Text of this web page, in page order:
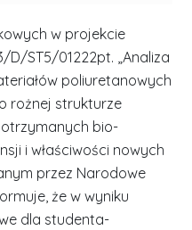
w projekcie
D/ST5/01222pt. „Analiza
poliuretanowych
rożnej strukturze
otrzymanych bio-
i właściwości nowych
przez Narodowe
że w wyniku
dla studenta-